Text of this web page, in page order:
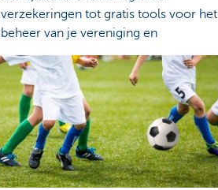
verzekeringen tot gratis tools voor het
beheer van je vereniging en
evenementen.